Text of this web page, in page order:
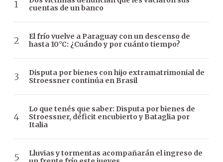
cuentas de un banco
El frío vuelve a Paraguay con un descenso de
hasta 10°C: ¿Cuándo y por cuánto tiempo?
Disputa por bienes con hijo extramatrimonial de
Stroessner continúa en Brasil
Lo que tenés que saber: Disputa por bienes de
Stroessner, déficit encubierto y Bataglia por
Italia
Lluvias y tormentas acompañarán el ingreso de